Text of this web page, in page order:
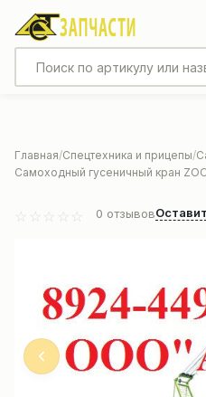
Главная Спецтехника и прицепы
Самоходный гусеничный кран
0 отзывов